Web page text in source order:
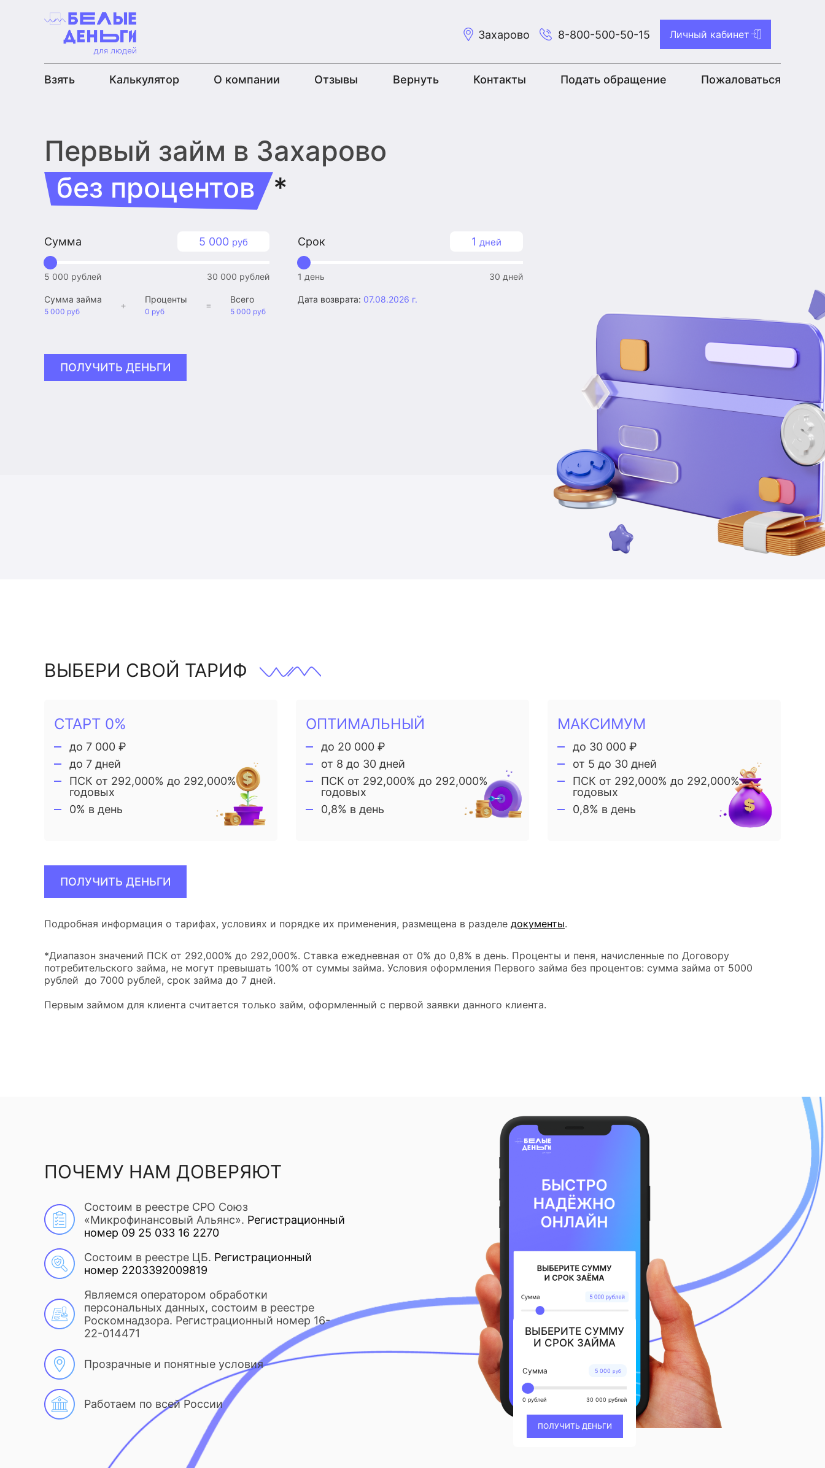
Захарово 8-800-500-50-15 Личный кабинет
Взять Калькулятор О компании Отзывы Вернуть Контакты Подать обращение Пожаловаться
Первый займ в Захарово
без процентов
*
5 000 руб
Сумма
5 000 рублей 30 000 рублей
1 дней
Срок
1 день 30 дней
Сумма займа
5 000 руб
+
Проценты
0 руб
=
Всего
5 000 руб
Дата возврата: 07.08.2026 г.
ПОЛУЧИТЬ ДЕНЬГИ
ВЫБЕРИ СВОЙ ТАРИФ
СТАРТ 0%
до 7 000 ₽
до 7 дней
ПСК от 292,000% до 292,000%
годовых
0% в день
ОПТИМАЛЬНЫЙ
до 20 000 ₽
от 8 до 30 дней
ПСК от 292,000% до 292,000%
годовых
0,8% в день
МАКСИМУМ
до 30 000 ₽
от 5 до 30 дней
ПСК от 292,000% до 292,000%
годовых
0,8% в день
ПОЛУЧИТЬ ДЕНЬГИ
Подробная информация о тарифах, условиях и порядке их применения, размещена в разделе документы.
*Диапазон значений ПСК от 292,000% до 292,000%. Ставка ежедневная от 0% до 0,8% в день. Проценты и пеня, начисленные по Договору
потребительского займа, не могут превышать 100% от суммы займа. Условия оформления Первого займа без процентов: сумма займа от 5000
рублей до 7000 рублей, срок займа до 7 дней.
Первым займом для клиента считается только займ, оформленный с первой заявки данного клиента.
ПОЧЕМУ НАМ ДОВЕРЯЮТ
Состоим в реестре СРО Союз
«Микрофинансовый Альянс». Регистрационный
номер 09 25 033 16 2270
Состоим в реестре ЦБ. Регистрационный
номер 2203392009819
Являемся оператором обработки
персональных данных, состоим в реестре
Роскомнадзора. Регистрационный номер 16-
22-014471
Прозрачные и понятные условия
Работаем по всей России
ВЫБЕРИТЕ СУММУ
И СРОК ЗАЙМА
5 000 руб
Сумма
0 рублей 30 000 рублей
ПОЛУЧИТЬ ДЕНЬГИ